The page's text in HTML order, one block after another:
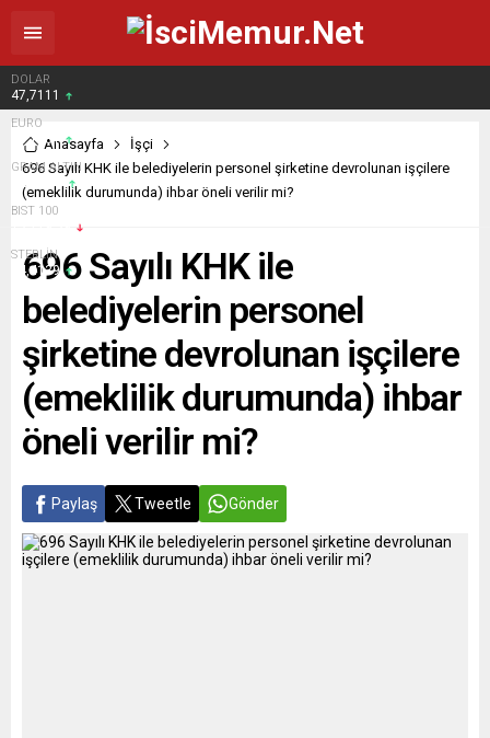
DOLAR
47,7111
EURO
55,1881
GRAM ALTIN
6.660,55
BIST 100
STERLİN
64,4139
Anasayfa
İşçi
696 Sayılı KHK ile belediyelerin personel şirketine devrolunan işçilere
(emeklilik durumunda) ihbar öneli verilir mi?
696 Sayılı KHK ile
belediyelerin personel
şirketine devrolunan işçilere
(emeklilik durumunda) ihbar
öneli verilir mi?
Paylaş Tweetle Gönder